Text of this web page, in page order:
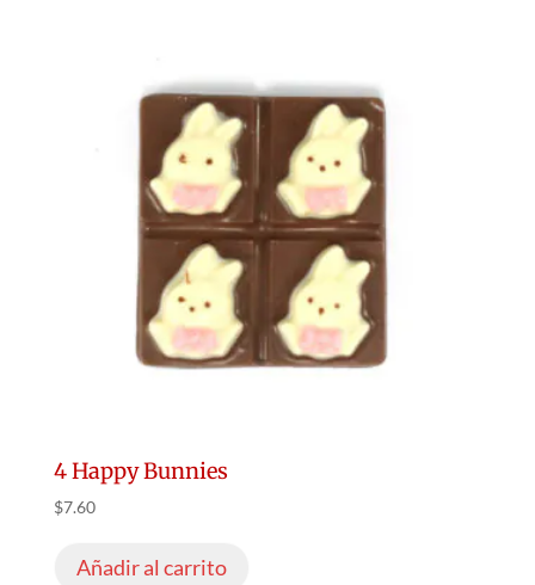
4 Happy Bunnies
$7.60
Añadir al carrito